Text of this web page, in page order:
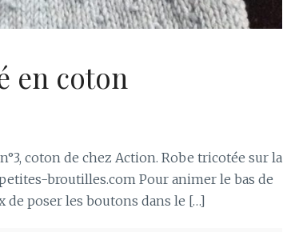
en coton
coton de chez Action. Robe tricotée sur la
broutilles.com Pour animer le bas de
de poser les boutons dans le […]